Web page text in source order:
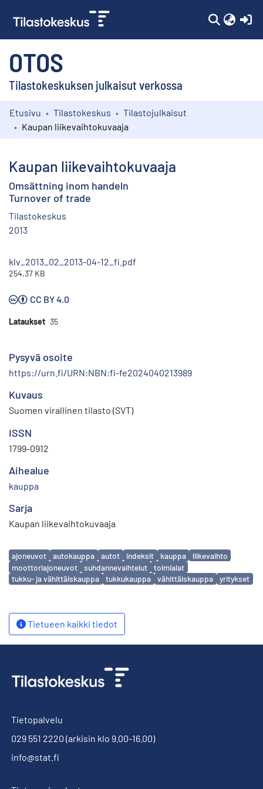
OTOS
Tilastokeskuksen julkaisut verkossa
Kokoelmat
Etusivu Tilastokeskus
Tilastojulkaisut
Kaupan liikevaihtokuvaaja
Kaupan liikevaihtokuvaaja
Omsättning inom handeln
Turnover of trade
Tilastokeskus
2013
klv_2013_02_2013-04-12_fi.pdf
254.37 KB
CC BY 4.0
Lataukset 35
Pysyvä osoite
https://urn.fi/URN:NBN:fi-fe2024040213989
Kuvaus
Suomen virallinen tilasto (SVT)
ISSN
1799-0912
Aihealue
kauppa
Sarja
Kaupan liikevaihtokuvaaja
Avainsanat
ajoneuvot autokauppa autot indeksit kauppa
liikevaihto
moottoriajoneuvot
suhdannevaihtelut
toimialat
tukku- ja vähittäiskauppa
tukkukauppa vähittäiskauppa yritykset
Tietueen kaikki tiedot
Tietopalvelu
029 551 2220 (arkisin klo 9.00-16.00)
info@stat.fi